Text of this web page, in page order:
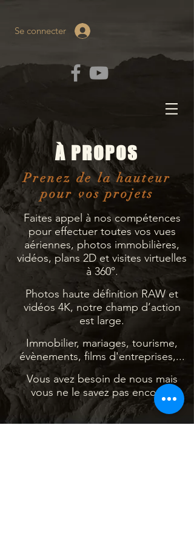
Se connecter
À PROPOS
Prenez de la hauteur
pour vos projets
Faites appel à nos compétences
pour effectuer toutes vos vues
aériennes, photos immobilières,
vidéos, plans 2D et visites virtuelles
à 360°.
Photos haute définition RAW et
vidéos 4K, notre champ d’action
est large.
Immobilier, mariages, tourisme,
évènements, films d'entreprises,...
Vous avez besoin de nous mais
vous ne le savez pas encore !